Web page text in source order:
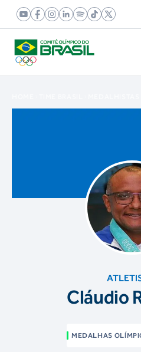
Cláudio
MEDALHAS